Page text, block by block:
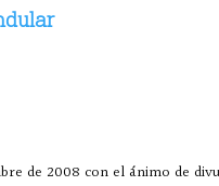
de 2008 con el ánimo de